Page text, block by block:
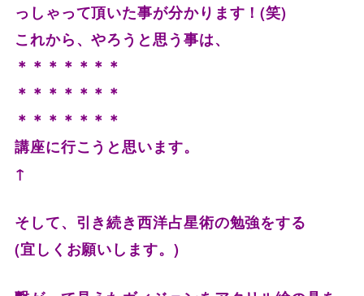
っしゃって頂いた事が分かります！(笑)
これから、やろうと思う事は、
＊＊＊＊＊＊＊
＊＊＊＊＊＊＊
＊＊＊＊＊＊＊
講座に行こうと思います。
↑
そして、引き続き西洋占星術の勉強をする
(宜しくお願いします。)